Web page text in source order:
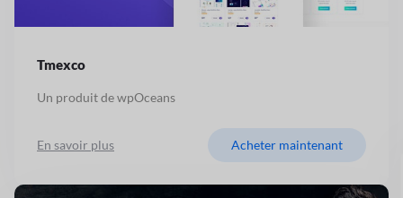
Tmexco
Un produit de wpOceans
En savoir plus Acheter maintenant